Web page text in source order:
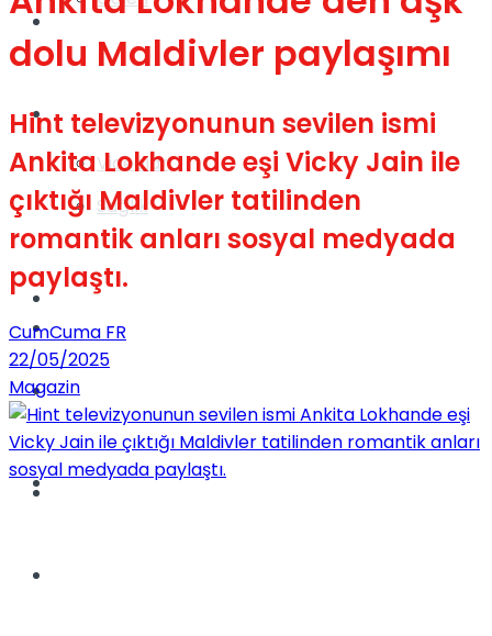
Videolar
Gündem
Gündem
Yaşam
Sağlık
TV
Kadınca
Dünya
dolu Maldivler paylaşımı
Hint televizyonunun sevilen ismi
Ankita Lokhande eşi Vicky Jain ile
çıktığı Maldivler tatilinden
romantik anları sosyal medyada
paylaştı.
CumCuma FR
22/05/2025
Magazin